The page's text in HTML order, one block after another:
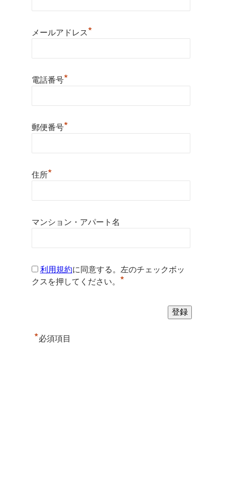
メールアドレス*
電話番号*
郵便番号*
住所*
マンション・アパート名
利用規約に同意する。左のチェックボッ
クスを押してください。 *
*必須項目